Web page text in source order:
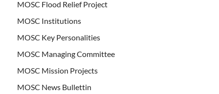
MOSC Flood Relief Project
MOSC Institutions
MOSC Key Personalities
MOSC Managing Committee
MOSC Mission Projects
MOSC News Bullettin